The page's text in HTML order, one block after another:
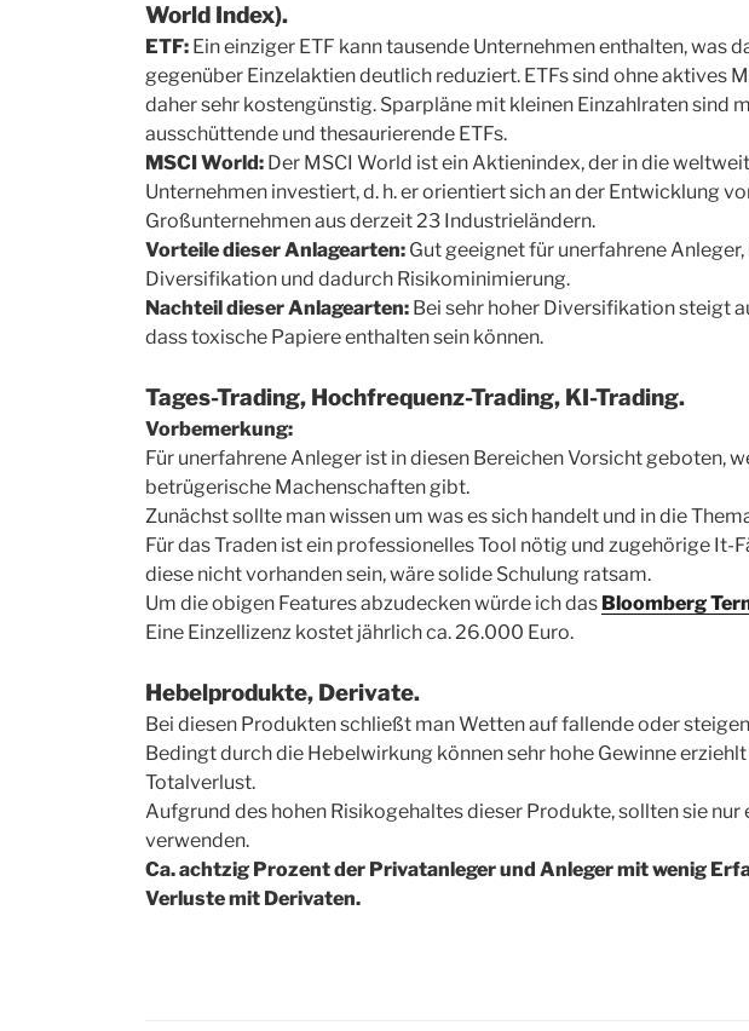
World Index).
ETF: Ein einziger ETF kann tausende Unternehmen enthalten, was
gegenüber Einzelaktien deutlich reduziert. ETFs sind ohne aktives
daher sehr kostengünstig. Sparpläne mit kleinen Einzahlraten sind
ausschüttende und thesaurierende ETFs.
MSCI World: Der MSCI World ist ein Aktienindex, der in die
Unternehmen investiert, d. h. er orientiert sich an der Entwicklung
Großunternehmen aus derzeit 23 Industrieländern.
Vorteile dieser Anlagearten: Gut geeignet für unerfahrene Anleger,
Diversifikation und dadurch Risikominimierung.
Nachteil dieser Anlagearten: Bei sehr hoher Diversifikation steigt
dass toxische Papiere enthalten sein können.
Tages-Trading, Hochfrequenz-Trading, KI-Trading.
Vorbemerkung:
Für unerfahrene Anleger ist in diesen Bereichen Vorsicht geboten,
betrügerische Machenschaften gibt.
Zunächst sollte man wissen um was es sich handelt und in die
Für das Traden ist ein professionelles Tool nötig und zugehörige It-
diese nicht vorhanden sein, wäre solide Schulung ratsam.
Um die obigen Features abzudecken würde ich das Bloomberg
Eine Einzellizenz kostet jährlich ca. 26.000 Euro.
Hebelprodukte, Derivate.
Bei diesen Produkten schließt man Wetten auf fallende oder
Bedingt durch die Hebelwirkung können sehr hohe Gewinne
Totalverlust.
Aufgrund des hohen Risikogehaltes dieser Produkte, sollten sie nur
verwenden.
Ca. achtzig Prozent der Privatanleger und Anleger mit wenig
Verluste mit Derivaten.